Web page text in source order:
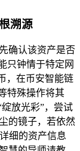
溯源
确认该资产是否
只钟情于特定网
，在币安智能链
特殊操作将其
放光彩”，尝试
的镜子，若依然
细的资产信息